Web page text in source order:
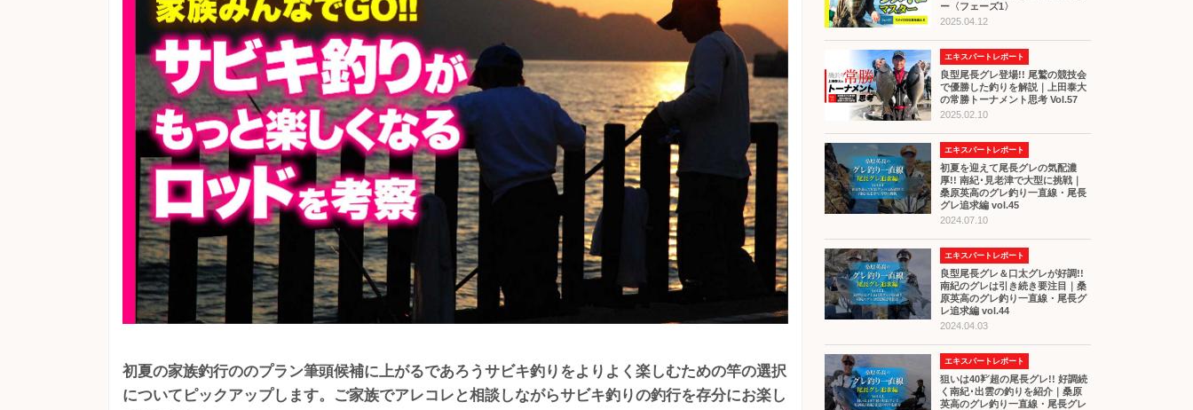
初夏の家族釣行ののプラン筆頭候補に上がるであろうサビキ釣りをよりよく楽しむための竿の選択
についてピックアップします。ご家族でアレコレと相談しながらサビキ釣りの釣行を存分にお楽し
ー〈フェーズ1〉
2025.04.12
エキスパートレポート
良型尾長グレ登場!! 尾鷲の競技会
で優勝した釣りを解説｜上田泰大
の常勝トーナメント思考 Vol.57
2025.02.10
エキスパートレポート
初夏を迎えて尾長グレの気配濃
厚!! 南紀･見老津で大型に挑戦｜
桑原英高のグレ釣り一直線・尾長
グレ追求編 vol.45
2024.07.10
エキスパートレポート
良型尾長グレ＆口太グレが好調!!
南紀のグレは引き続き要注目｜桑
原英高のグレ釣り一直線・尾長グ
レ追求編 vol.44
2024.04.03
エキスパートレポート
狙いは40㌢超の尾長グレ!! 好調続
く南紀･出雲の釣りを紹介｜桑原
英高のグレ釣り一直線・尾長グレ